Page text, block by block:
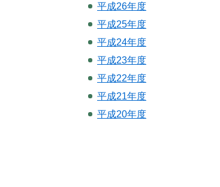
平成26年度
平成25年度
平成24年度
平成23年度
平成22年度
平成21年度
平成20年度